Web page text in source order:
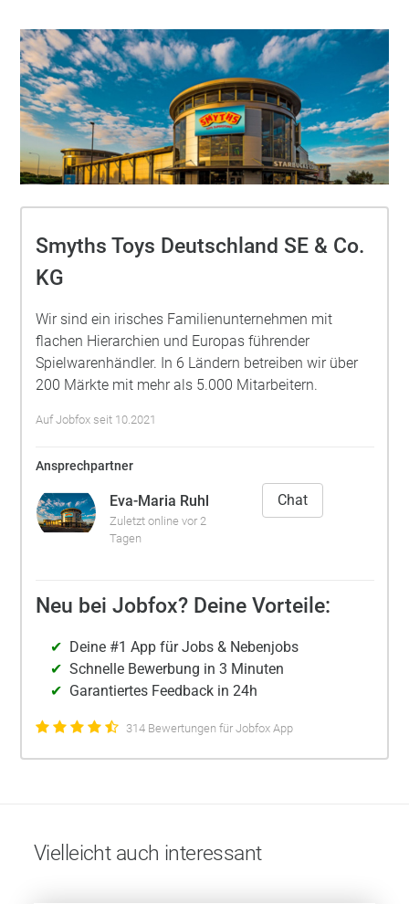
Smyths Toys Deutschland SE & Co.
KG
Wir sind ein irisches Familienunternehmen mit
flachen Hierarchien und Europas führender
Spielwarenhändler. In 6 Ländern betreiben wir über
200 Märkte mit mehr als 5.000 Mitarbeitern.
Auf Jobfox seit 10.2021
Ansprechpartner
Eva-Maria Ruhl
Zuletzt online vor 2
Tagen
Chat
Neu bei Jobfox? Deine Vorteile:
Deine #1 App für Jobs & Nebenjobs
Schnelle Bewerbung in 3 Minuten
Garantiertes Feedback in 24h
314 Bewertungen für Jobfox App
Vielleicht auch interessant